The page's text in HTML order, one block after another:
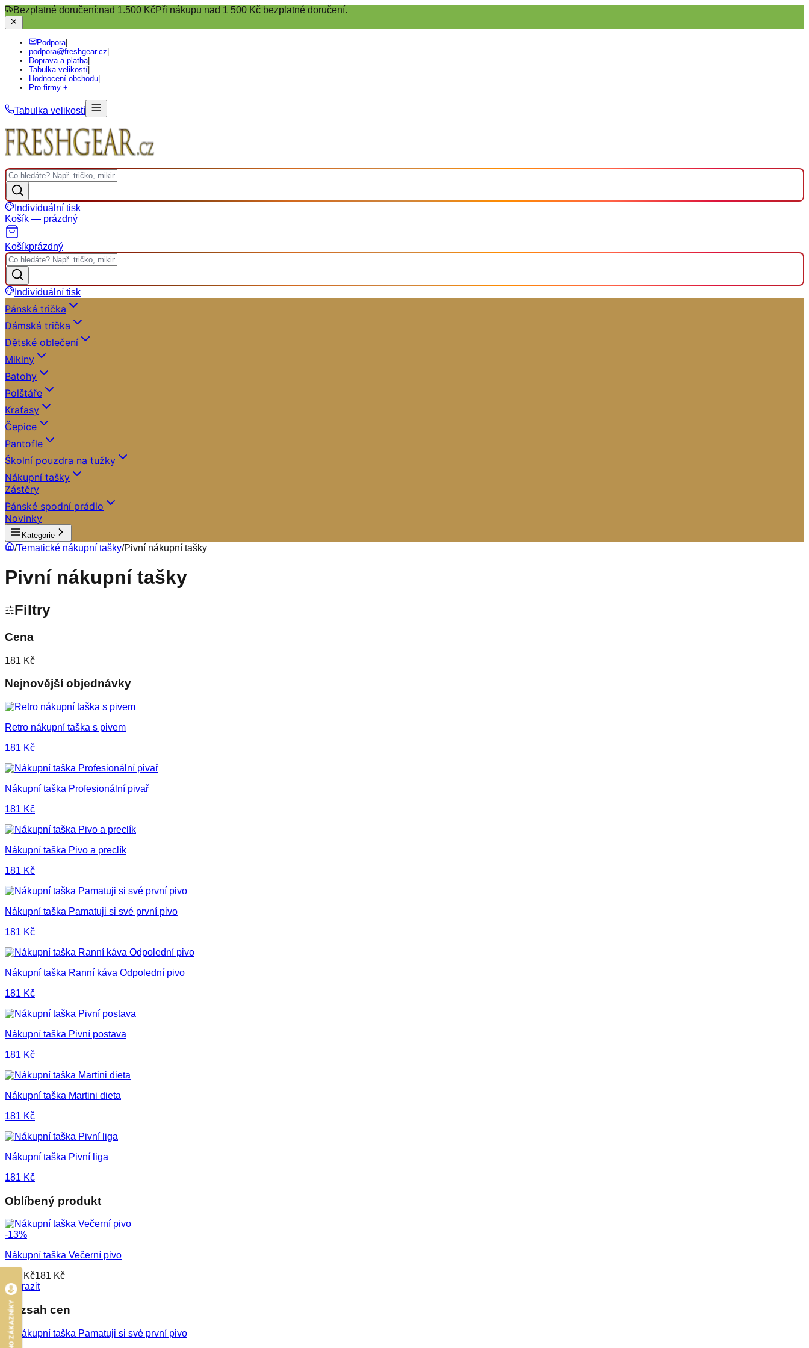
Bezplatné doručení:nad 1.500 KčPři nákupu nad 1 500 Kč bezplatné doručení.
Podpora|
podpora@freshgear.cz
Doprava a platba|
Tabulka velikostí
Hodnocení obchodu
Pro firmy +
Tabulka velikostí
Individuální tisk
Košík — prázdný
Košíkprázdný
Individuální tisk
Pánská trička
Dámská trička
Dětské oblečení
Mikiny
Batohy
Polštáře
Kraťasy
Čepice
Pantofle
Školní pouzdra na tužky
Nákupní tašky
Zástěry
Pánské spodní prádlo
Novinky
Kategorie
/Tematické nákupní tašky/Pivní nákupní tašky
Pivní nákupní tašky
Filtry
Cena
181 Kč
Nejnovější objednávky
Retro nákupní taška s pivem
181 Kč
Nákupní taška Profesionální pivař
181 Kč
Nákupní taška Pivo a preclík
181 Kč
Nákupní taška Pamatuji si své první pivo
181 Kč
Nákupní taška Ranní káva Odpolední pivo
181 Kč
Nákupní taška Pivní postava
181 Kč
Nákupní taška Martini dieta
181 Kč
Nákupní taška Pivní liga
181 Kč
Oblíbený produkt
-13%
Nákupní taška Večerní pivo
Kč181 Kč
Zobrazit
Rozsah cen
MIN